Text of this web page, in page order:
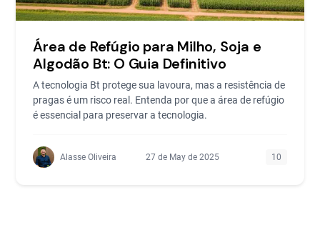
Área de Refúgio para Milho, Soja e
Algodão Bt: O Guia Definitivo
A tecnologia Bt protege sua lavoura, mas a resistência de
pragas é um risco real. Entenda por que a área de refúgio
é essencial para preservar a tecnologia.
Alasse Oliveira 27 de May de 2025 10